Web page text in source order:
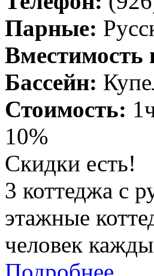
Парные:
Вместимость
Бассейн:
Стоимость:
10%
Скидки есть!
3 коттеджа с
этажные
человек